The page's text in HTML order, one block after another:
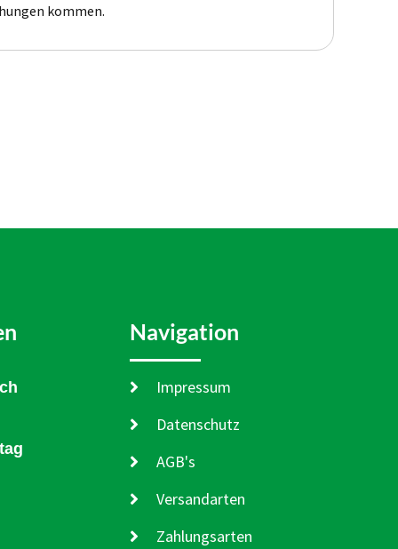
kommen.
Navigation
Impressum
Datenschutz
AGB's
Versandarten
Zahlungsarten